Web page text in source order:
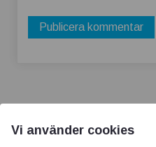
Vi använder cookies